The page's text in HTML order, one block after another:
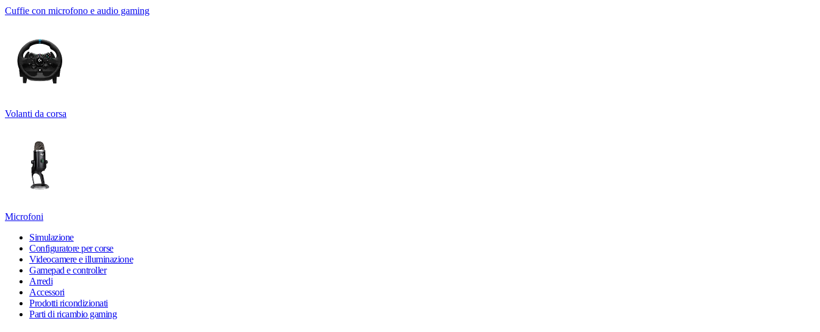
Cuffie con microfono e audio gaming
Volanti da corsa
Microfoni
Simulazione
Configuratore per corse
Videocamere e illuminazione
Gamepad e controller
Arredi
Accessori
Prodotti ricondizionati
Parti di ricambio gaming